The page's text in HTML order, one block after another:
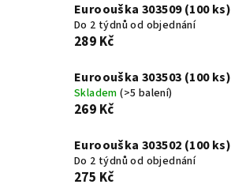
Euroouška 303509 (100 ks)
Do 2 týdnů od objednání
289 Kč
Euroouška 303503 (100 ks)
Skladem(>5 balení)
269 Kč
Euroouška 303502 (100 ks)
Do 2 týdnů od objednání
275 Kč